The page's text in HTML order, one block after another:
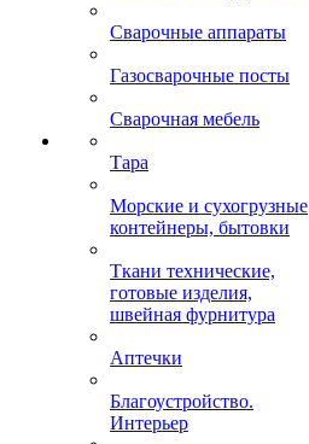
Сварочные аппараты
Газосварочные посты
Сварочная мебель
Тара
Морские и сухогрузные
контейнеры, бытовки
Ткани технические,
готовые изделия,
швейная фурнитура
Аптечки
Благоустройство.
Интерьер